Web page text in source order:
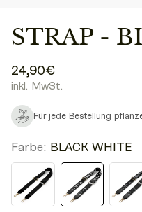
STRAP -
24,90€
inkl. MwSt.
Für jede Bestellung
Farbe: BLACK WHITE